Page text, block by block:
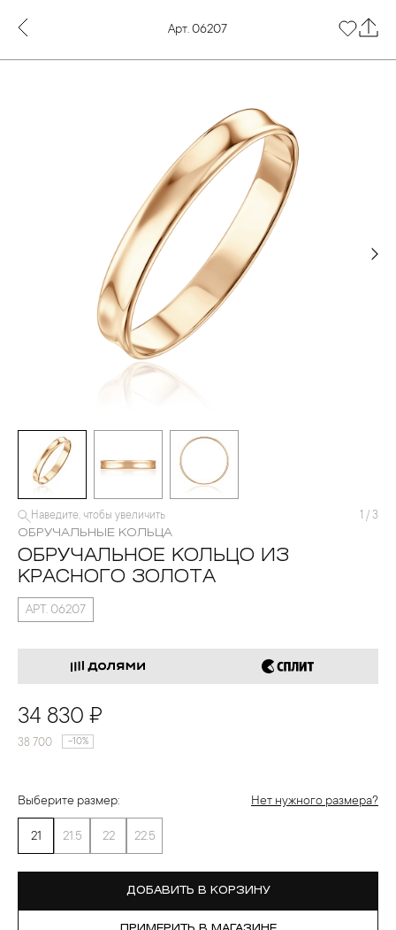
Арт. 06207
Наведите, чтобы увеличить 1 / 3
ОБРУЧАЛЬНЫЕ КОЛЬЦА
ОБРУЧАЛЬНОЕ КОЛЬЦО ИЗ
КРАСНОГО ЗОЛОТА
АРТ. 06207
34 830 ₽
38 700 -10%
Выберите размер: Нет нужного размера?
21 21.5 22 22.5
ДОБАВИТЬ В КОРЗИНУ